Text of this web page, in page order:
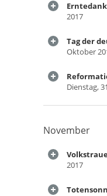
2017
Tag der
Oktober
Dienstag,
November
2017